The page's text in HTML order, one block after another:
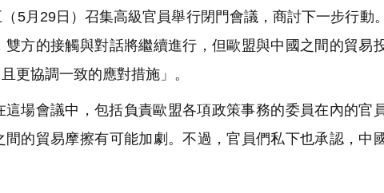
5月29日）召集高級官員舉行閉門會議，商討下一步行動
方的接觸與對話將繼續進行，但歐盟與中國之間的貿易
更協調一致的應對措施」。
場會議中，包括負責歐盟各項政策事務的委員在內的官
的貿易摩擦有可能加劇。不過，官員們私下也承認，中